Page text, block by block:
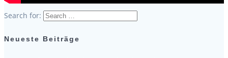
Search for:
Neueste Beiträge